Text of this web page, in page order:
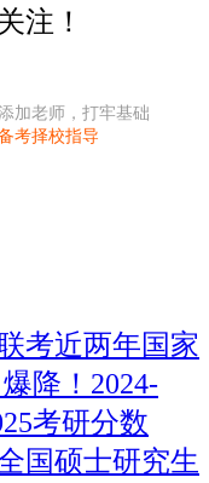
注！
加老师，打牢基础
考择校指导
考近两年国家
降！2024-
考研分数
国硕士研究生